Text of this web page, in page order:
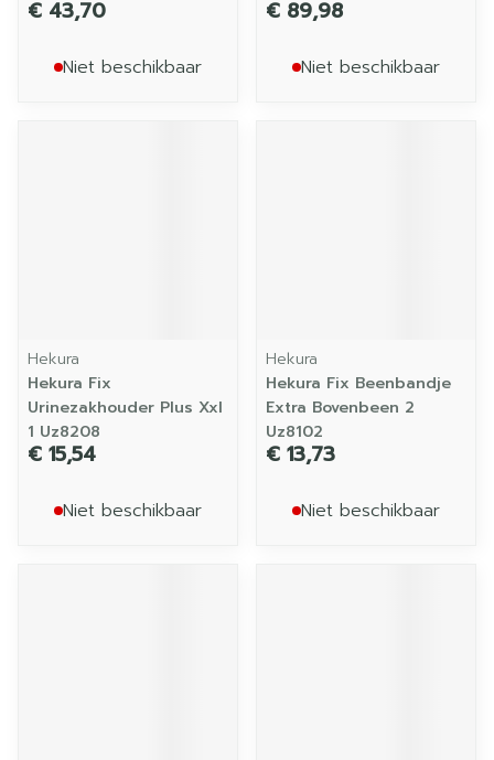
€ 43,70
Niet beschikbaar
€ 89,98
Niet beschikbaar
Hekura
Hekura Fix
Urinezakhouder Plus Xxl
1 Uz8208
€ 15,54
Niet beschikbaar
Hekura
Hekura Fix Beenbandje
Extra Bovenbeen 2
Uz8102
€ 13,73
Niet beschikbaar